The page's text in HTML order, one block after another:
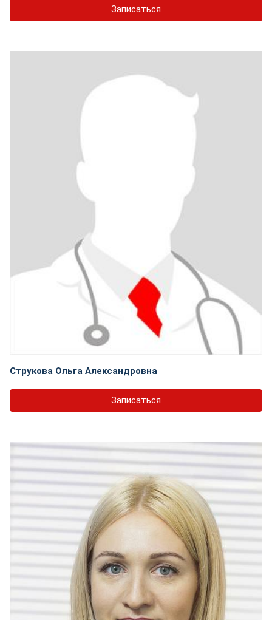
Записаться
Струкова Ольга Александровна
Записаться